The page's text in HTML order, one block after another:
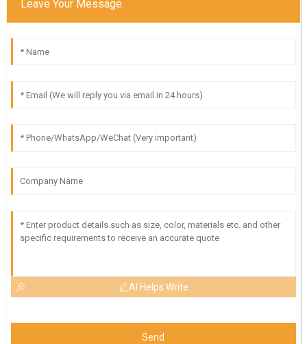
Leave Your Message
AI Helps Write
Send